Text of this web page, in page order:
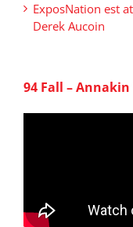
ExposNation est
Derek Aucoin
94 Fall – Annakin